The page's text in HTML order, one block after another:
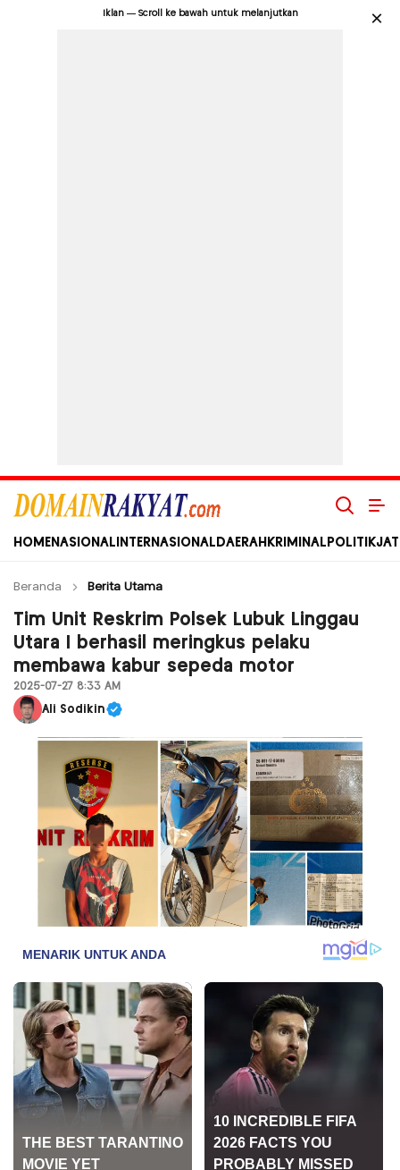
Iklan — Scroll ke bawah untuk melanjutkan ×
Domain Rakyat
Berita Hari Ini Terkini dan Terbaru Indonesia dan Internasional
HOME NASIONAL INTERNASIONAL DAERAH KRIMINAL POLITIK
Beranda Berita Utama
Tim Unit Reskrim Polsek Lubuk Linggau
Utara I berhasil meringkus pelaku
membawa kabur sepeda motor
2025-07-27 8:33 AM
Ali Sodikin